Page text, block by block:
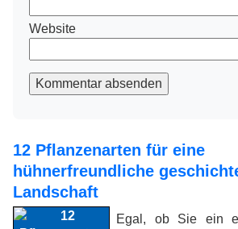
Website
Kommentar absenden
12 Pflanzenarten für eine
hühnerfreundliche
Landschaft
Egal, ob Sie ein